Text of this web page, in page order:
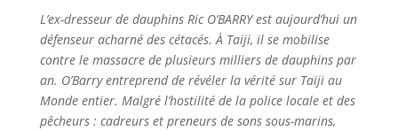
L’ex-dresseur de dauphins Ric O’BARRY est aujourd’hui un
défenseur acharné des cétacés. À Taiji, il se mobilise
contre le massacre de plusieurs milliers de dauphins par
an. O’Barry entreprend de révéler la vérité sur Taiji au
Monde entier. Malgré l’hostilité de la police locale et des
pêcheurs : cadreurs et preneurs de sons sous-marins,